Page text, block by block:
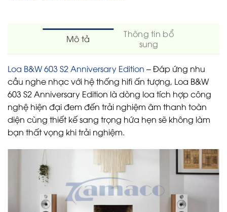
Mô tả
Thông tin bổ
sung
Loa B&W 603 S2 Anniversary Edition – Đáp ứng nhu
cầu nghe nhạc với hệ thống hifi ấn tượng, Loa B&W
603 S2 Anniversary Edition là dòng loa tích hợp công
nghệ hiện đại đem đến trải nghiệm âm thanh toàn
diện cùng thiết kế sang trọng hứa hẹn sẽ không làm
bạn thất vọng khi trải nghiệm.